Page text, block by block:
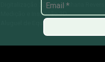
Digitalização 3D e Engenharia Reversa
Medição e Inspeção 3D
Aluguel de Equipamentos